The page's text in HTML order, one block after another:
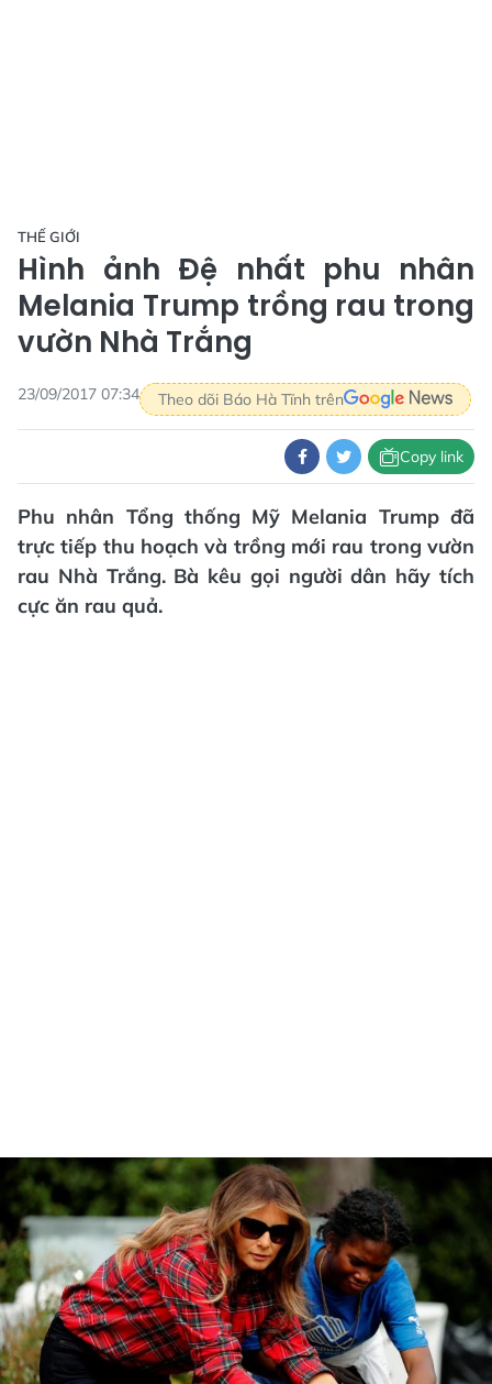
THẾ GIỚI
Hình ảnh Đệ nhất phu nhân
Melania Trump trồng rau trong
vườn Nhà Trắng
23/09/2017 07:34 Theo dõi Báo Hà Tĩnh trên
Copy link
Phu nhân Tổng thống Mỹ Melania Trump đã
trực tiếp thu hoạch và trồng mới rau trong vườn
rau Nhà Trắng. Bà kêu gọi người dân hãy tích
cực ăn rau quả.